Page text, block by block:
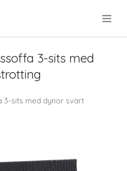
3-sits med
3-sits med dynor svart